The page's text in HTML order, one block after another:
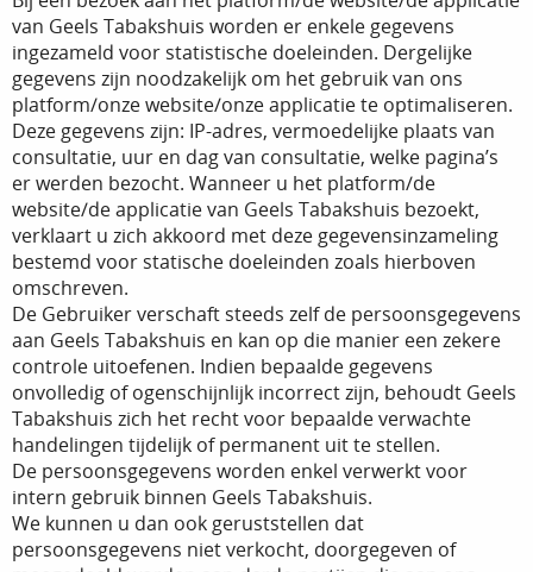
van Geels Tabakshuis worden er enkele gegevens
ingezameld voor statistische doeleinden. Dergelijke
gegevens zijn noodzakelijk om het gebruik van ons
platform/onze website/onze applicatie te optimaliseren.
Deze gegevens zijn: IP-adres, vermoedelijke plaats van
consultatie, uur en dag van consultatie, welke pagina’s
er werden bezocht. Wanneer u het platform/de
website/de applicatie van Geels Tabakshuis bezoekt,
verklaart u zich akkoord met deze gegevensinzameling
bestemd voor statische doeleinden zoals hierboven
omschreven.
De Gebruiker verschaft steeds zelf de persoonsgegevens
aan Geels Tabakshuis en kan op die manier een zekere
controle uitoefenen. Indien bepaalde gegevens
onvolledig of ogenschijnlijk incorrect zijn, behoudt Geels
Tabakshuis zich het recht voor bepaalde verwachte
handelingen tijdelijk of permanent uit te stellen.
De persoonsgegevens worden enkel verwerkt voor
intern gebruik binnen Geels Tabakshuis.
We kunnen u dan ook geruststellen dat
persoonsgegevens niet verkocht, doorgegeven of